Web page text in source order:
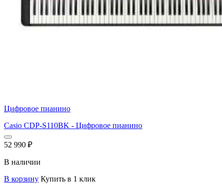
Цифровое пианино
Casio CDP-S110BK - Цифровое пианино
52 990 ₽
В наличии
В корзину Купить в 1 клик